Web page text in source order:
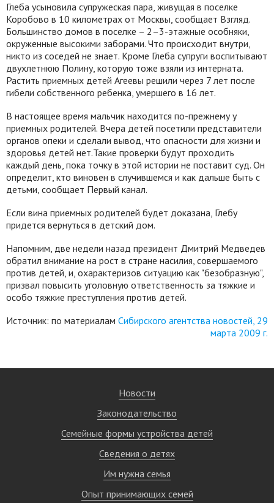
Глеба усыновила супружеская пара, живущая в поселке
Коробово в 10 километрах от Москвы, сообщает Взгляд.
Большинство домов в поселке – 2–3-этажные особняки,
окруженные высокими заборами. Что происходит внутри,
никто из соседей не знает. Кроме Глеба супруги воспитывают
двухлетнюю Полину, которую тоже взяли из интерната.
Растить приемных детей Агеевы решили через 7 лет после
гибели собственного ребенка, умершего в 16 лет.
В настоящее время мальчик находится по-прежнему у
приемных родителей. Вчера детей посетили представители
органов опеки и сделали вывод, что опасности для жизни и
здоровья детей нет.Такие проверки будут проходить
каждый день, пока точку в этой истории не поставит суд. Он
определит, кто виновен в случившемся и как дальше быть с
детьми, сообщает Первый канал.
Если вина приемных родителей будет доказана, Глебу
придется вернуться в детский дом.
Напомним, две недели назад президент Дмитрий Медведев
обратил внимание на рост в стране насилия, совершаемого
против детей, и, охарактеризов ситуацию как "безобразную",
призвал повысить уголовную ответственность за тяжкие и
особо тяжкие преступления против детей.
Источник: по материалам Сибирского агентства новостей, 29
марта 2009 г.
Новости
Законодательство
Семейные формы устройства детей
Сведения о детях
Им нужна семья
Опыт принимающих семей